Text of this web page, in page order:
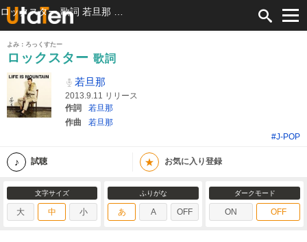
よみ：ろっくすたー
ロックスター 歌詞
若旦那
2013.9.11 リリース
作詞
若旦那
作曲
若旦那
#J-POP
試聴 ★ お気に入り登録
文字サイズ
大 中 小
ふりがな
あ A OFF
ダークモード
ON OFF